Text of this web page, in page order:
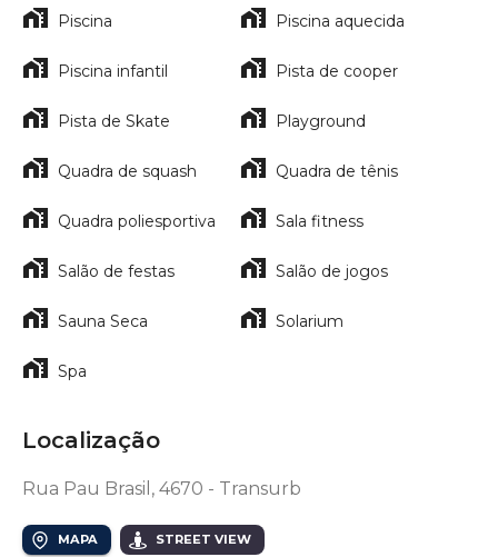
Piscina Piscina aquecida
Piscina infantil Pista de cooper
Pista de Skate Playground
Quadra de squash Quadra de tênis
Quadra poliesportiva Sala fitness
Salão de festas Salão de jogos
Sauna Seca Solarium
Spa
Localização
Rua Pau Brasil, 4670 - Transurb
MAPA STREET VIEW